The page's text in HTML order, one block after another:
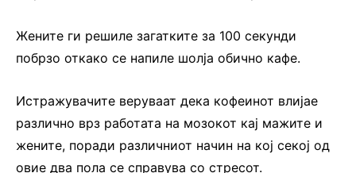
Жените ги решиле загатките за 100 секунди
побрзо откако се напиле шолја обично кафе.
Истражувачите веруваат дека кофеинот влијае
различно врз работата на мозокот кај мажите и
жените, поради различниот начин на кој секој од
овие два пола се справува со стресот.